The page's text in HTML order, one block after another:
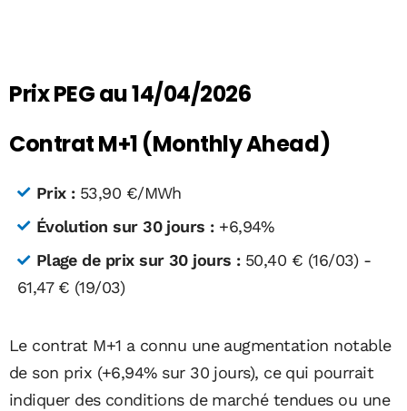
Prix PEG au 14/04/2026
Contrat M+1 (Monthly Ahead)
Prix :53,90 €/MWh
Évolution sur 30 jours :+6,94%
Plage de prix sur 30 jours :50,40 € (16/03) -
61,47 € (19/03)
Le contrat M+1 a connu une augmentation notable
de son prix (+6,94% sur 30 jours), ce qui pourrait
indiquer des conditions de marché tendues ou une